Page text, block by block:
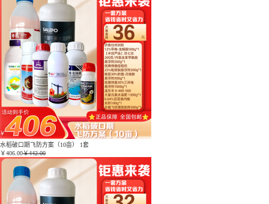
水稻破口期飞防方案（10亩） 1套
￥406.00￥442.00